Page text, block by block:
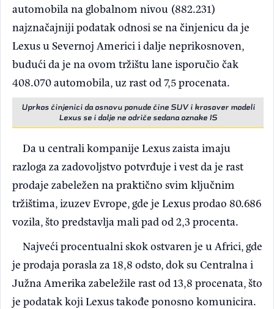
automobila na globalnom nivou (882.231)
najznačajniji podatak odnosi se na činjenicu da je
Lexus u Severnoj Americi i dalje neprikosnoven,
budući da je na ovom tržištu lane isporučio čak
408.070 automobila, uz rast od 7,5 procenata.
Uprkos činjenici da osnovu ponude čine SUV i krosover modeli
Lexus se i dalje ne odriče sedana oznake IS
Da u centrali kompanije Lexus zaista imaju
razloga za zadovoljstvo potvrđuje i vest da je rast
prodaje zabeležen na praktično svim ključnim
tržištima, izuzev Evrope, gde je Lexus prodao 80.686
vozila, što predstavlja mali pad od 2,3 procenta.
Najveći procentualni skok ostvaren je u Africi, gde
je prodaja porasla za 18,8 odsto, dok su Centralna i
Južna Amerika zabeležile rast od 13,8 procenata, što
je podatak koji Lexus takođe ponosno komunicira.